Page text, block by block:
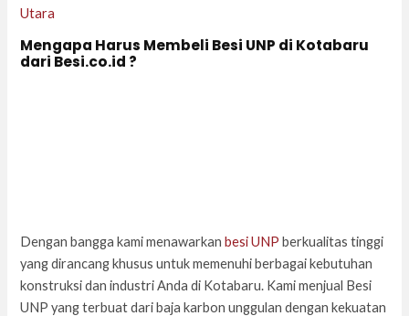
Utara
Mengapa Harus Membeli Besi UNP di Kotabaru
dari Besi.co.id ?
Dengan bangga kami menawarkanbesi UNP berkualitas tinggi
yang dirancang khusus untuk memenuhi berbagai kebutuhan
konstruksi dan industri Anda di Kotabaru. Kami menjual Besi
UNP yang terbuat dari baja karbon unggulan dengan kekuatan